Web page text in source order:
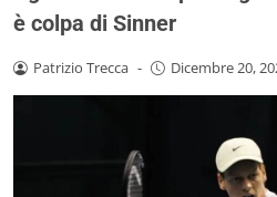
è colpa di Sinner
Patrizio Trecca - Dicembre 20,